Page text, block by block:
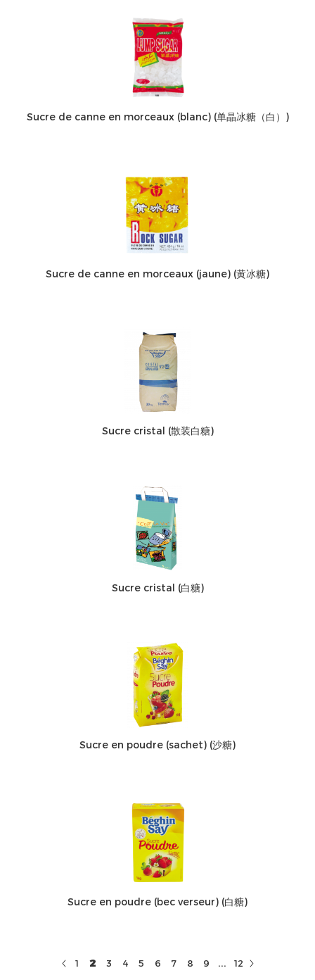
Sucre de canne en morceaux (blanc) (单晶冰糖（白）)
Sucre de canne en morceaux (jaune) (黄冰糖)
Sucre cristal (散装白糖)
Sucre cristal (白糖)
Sucre en poudre (sachet) (沙糖)
Sucre en poudre (bec verseur) (白糖)
1 2 3 4 5 6 7 8 9 ... 12